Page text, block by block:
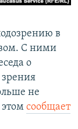
в
С ними
о
зрения
не
сообщает